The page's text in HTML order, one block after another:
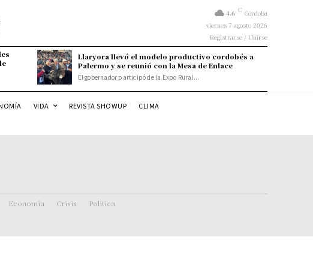
4.6 C Córdoba
viernes 7 agosto 2026
Registrarse / Unirse
Llaryora llevó el modelo productivo cordobés a
Palermo y se reunió con la Mesa de Enlace
El gobernador participó de la Expo Rural...
VIDA REVISTA SHOWUP CLIMA
Economía Crisis Politica